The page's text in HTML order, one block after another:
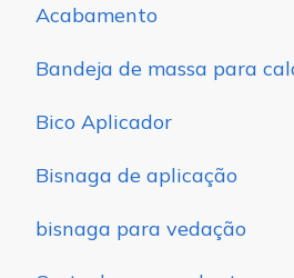
Acabamento
Bandeja de massa para
Bico Aplicador
Bisnaga de aplicação
bisnaga para vedação